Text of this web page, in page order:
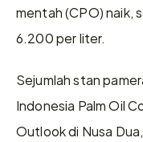
mentah (CPO) naik,
6.200 per liter.
Sejumlah stan
Indonesia Palm Oil
Outlook di Nusa